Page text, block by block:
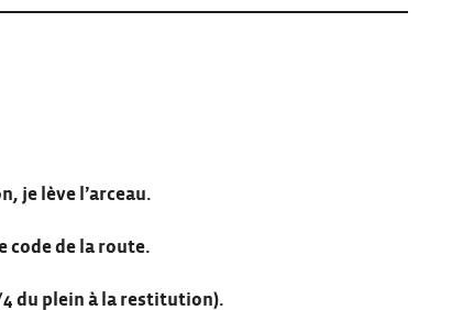
je lève l’arceau.
code de la route.
4 du plein à la restitution).